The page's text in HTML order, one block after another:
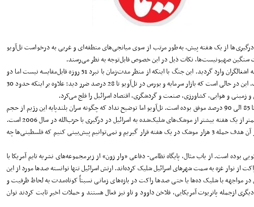
درگیری‌ها از یک هفته پیش، به‌طور مرتب از سوی میانجی‌های منطقه‌ای و غربی به درخواست تل‌آویو
سنگین صهیونیست‌ها، نکات ذیل در این خصوص قابل‌توجه به نظر می‌رسند.
1. رژیم صهیونیستی در جریان این حمله، متحمل خسارات سنگینی شد، به‌نحوی‌که طبق گزارش روزنامه «یدیعوت آحارونوت»، حدود 2.12 میلیارد دلار ضرر طی این مدت به اشغالگران وارد گردید. این جنگ با اینکه از منظر مدت‌زمان با نبرد 51 روزه قابل‌مقایسه نیست اما دو
درصد بیشتر به اقتصاد اسرائیل لطمه وارد کرد و کاهش تولید در کارخانه‌ها، توقف نقل‌وانتقال‌ها در برخی بنادر و کاهش چشمگیر فعالیت شرکت‌های خارجی را به دنبال داشت. این در حالی است که بازار سرمایه و بورس در تل‌آویو تا 28 درصد ضرر دید؛ علاوه بر اینکه حدود 30
و هوایی، کشاورزی، صنعت و گردشگری، اقتصاد اسرائیل را فلج می‌کرد.
2. در روزهای آغاز جنگ، صهیونیست‌ها با افتخار، تصاویر رهگیری موشک‌ها و راکت‌های مقاومت توسط سامانه‌های پدافندی را منتشر کرده و ادعا می‌کردند «گنبد آهنین»، تا 85 الی 90 درصد موفق بوده است. تل‌آویو اما توضیح نداد که چگونه سران بلندپایه این رژیم از حجم
بالای آتش مقاومت اظهار تعجب کرده بودند. «اوری گوردین»، فرمانده برجسته ارتش رژیم صهیونیستی در این خصوص اذعان کرد: «شلیک حدود 3 هزار موشک از غزه طی کمتر از یک هفته بیشتر از موشک‌های شلیک‌شده به اسرائیل در درگیری با حزب‌الله در سال 2006 است.
در آن زمان طی 19 روز 4 هزار و 500 موشک به اسرائیل شلیک شد. حجم حملات موشکی از غزه نسبت به‌تمامی جنگ‌های قبلی بیشتر است ... هرگز جنگی را ندیده‌ایم که در آن هدف حمله 3 هزار موشک در یک هفته قرار گیریم و نمی‌توانیم پیش‌بینی کنیم که فلسطینی‌ها چه
است. از باب مثال، پایگاه نظامی- دفاعی «وار زون» از زیرمجموعه‌های نشریه تایم آمریکا با
نوار غزه به سمت شهرهای اسرائیل شلیک کرده‌اند. ارتش اسرائیل تنها توانسته صدها مورد از این
مواجهه با شلیک ده‌ها یا حتی صدها راکت در بازه‌های زمانی نسبتاً کوتاه‌مدت به لحاظ ظرفیت و
پاتریوت آمریکایی، فلاخن داوود و تاو نیز فعال هستند و حملات اخیر ثابت کردند توان